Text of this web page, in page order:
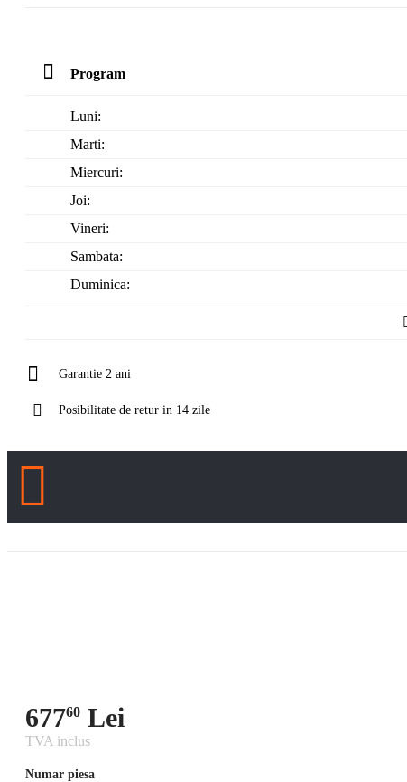
Program
Luni:
Marti:
Miercuri:
Joi:
Vineri:
Sambata:
Duminica:
Garantie 2 ani
Posibilitate de retur in 14 zile
67760 Lei
TVA inclus
Numar piesa